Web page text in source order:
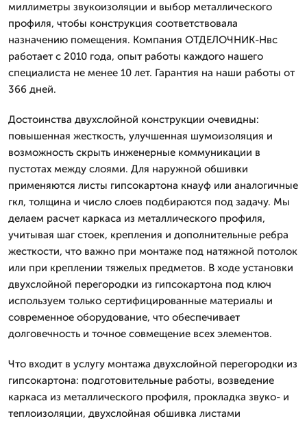
миллиметры звукоизоляции и выбор металлического
профиля, чтобы конструкция соответствовала
назначению помещения. Компания ОТДЕЛОЧНИК-Нвс
работает с 2010 года, опыт работы каждого нашего
специалиста не менее 10 лет. Гарантия на наши работы от
366 дней.
Достоинства двухслойной конструкции очевидны:
повышенная жесткость, улучшенная шумоизоляция и
возможность скрыть инженерные коммуникации в
пустотах между слоями. Для наружной обшивки
применяются листы гипсокартона кнауф или аналогичные
гкл, толщина и число слоев подбираются под задачу. Мы
делаем расчет каркаса из металлического профиля,
учитывая шаг стоек, крепления и дополнительные ребра
жесткости, что важно при монтаже под натяжной потолок
или при креплении тяжелых предметов. В ходе установки
двухслойной перегородки из гипсокартона под ключ
используем только сертифицированные материалы и
современное оборудование, что обеспечивает
долговечность и точное совмещение всех элементов.
Что входит в услугу монтажа двухслойной перегородки из
гипсокартона: подготовительные работы, возведение
каркаса из металлического профиля, прокладка звуко- и
теплоизоляции, двухслойная обшивка листами